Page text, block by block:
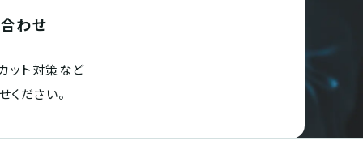
わせ
ット対策など
ださい。